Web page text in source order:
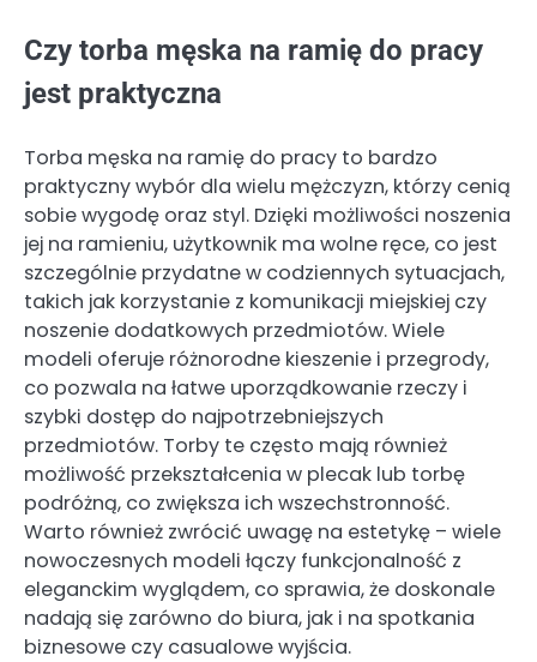
Czy torba męska na ramię do pracy
jest praktyczna
Torba męska na ramię do pracy to bardzo
praktyczny wybór dla wielu mężczyzn, którzy cenią
sobie wygodę oraz styl. Dzięki możliwości noszenia
jej na ramieniu, użytkownik ma wolne ręce, co jest
szczególnie przydatne w codziennych sytuacjach,
takich jak korzystanie z komunikacji miejskiej czy
noszenie dodatkowych przedmiotów. Wiele
modeli oferuje różnorodne kieszenie i przegrody,
co pozwala na łatwe uporządkowanie rzeczy i
szybki dostęp do najpotrzebniejszych
przedmiotów. Torby te często mają również
możliwość przekształcenia w plecak lub torbę
podróżną, co zwiększa ich wszechstronność.
Warto również zwrócić uwagę na estetykę – wiele
nowoczesnych modeli łączy funkcjonalność z
eleganckim wyglądem, co sprawia, że doskonale
nadają się zarówno do biura, jak i na spotkania
biznesowe czy casualowe wyjścia.